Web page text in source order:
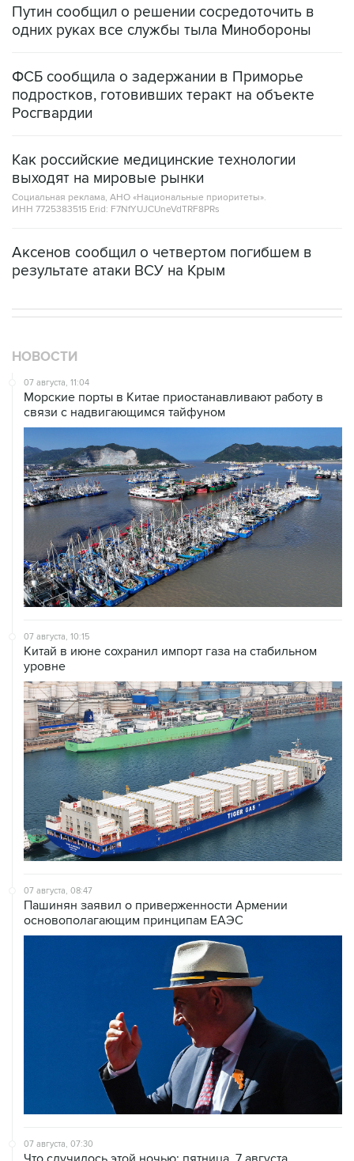
Путин сообщил о решении сосредоточить в
одних руках все службы тыла Минобороны
ФСБ сообщила о задержании в Приморье
подростков, готовивших теракт на объекте
Росгвардии
Как российские медицинские технологии
выходят на мировые рынки
Социальная реклама, АНО «Национальные приоритеты».
ИНН 7725383515 Erid: F7NfYUJCUneVdTRF8PRs
Аксенов сообщил о четвертом погибшем в
результате атаки ВСУ на Крым
НОВОСТИ
07 августа, 11:04
Морские порты в Китае приостанавливают работу в
связи с надвигающимся тайфуном
07 августа, 10:15
Китай в июне сохранил импорт газа на стабильном
уровне
07 августа, 08:47
Пашинян заявил о приверженности Армении
основополагающим принципам ЕАЭС
07 августа, 07:30